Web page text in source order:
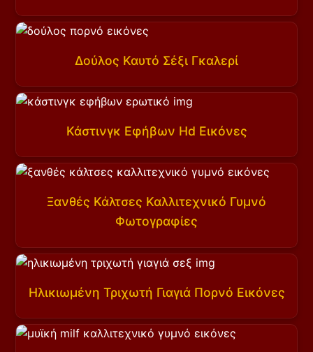
Δούλος Καυτό Σέξι Γκαλερί
Κάστινγκ Εφήβων Hd Εικόνες
Ξανθές Κάλτσες Καλλιτεχνικό Γυμνό
Φωτογραφίες
Ηλικιωμένη Τριχωτή Γιαγιά Πορνό Εικόνες